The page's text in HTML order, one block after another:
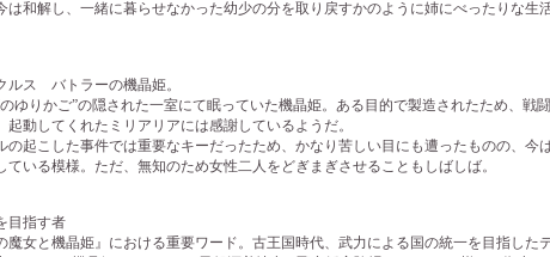
和解し、一緒に暮らせなかった幼少の分を取り戻すかのように姉にべったりな生
ルス バトラーの機晶姫。
ゆりかご”の隠された一室にて眠っていた機晶姫。ある目的で製造されたため、戦
起動してくれたミリアリアには感謝しているようだ。
起こした事件では重要なキーだったため、かなり苦しい目にも遭ったものの、今
ている模様。ただ、無知のため女性二人をどぎまぎさせることもしばしば。
目指す者
女と機晶姫』における重要ワード。古王国時代、武力による国の統一を目指した